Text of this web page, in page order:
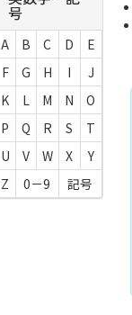
号
A B C D
E
F
G H I
J
K
L M N
O
P
Q R S
T
U
V W X
Y
Z
0－9 記号